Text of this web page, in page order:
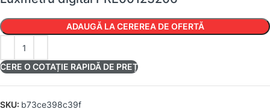
ADAUGĂ LA CEREREA DE OFERTĂ
CERE O COTAȚIE RAPIDĂ DE PREȚ
SKU: b73ce398c39f